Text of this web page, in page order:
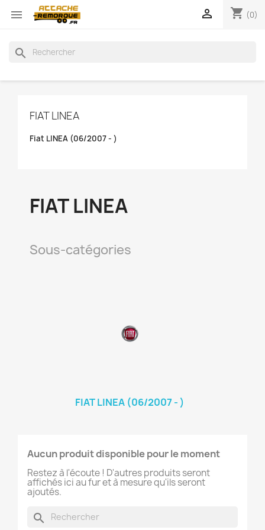
 shopping_cart (0)

search
FIAT LINEA
Fiat LINEA (06/2007 - )
FIAT LINEA
Sous-catégories
FIAT LINEA (06/2007 - )
Aucun produit disponible pour le moment
Restez à l'écoute ! D'autres produits seront
affichés ici au fur et à mesure qu'ils seront
ajoutés.
search